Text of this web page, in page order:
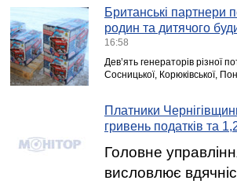
Британські партнери
родин та дитячого
16:58
Дев’ять генераторів різної
Сосницької, Корюківської,
Платники
гривень податків та
Головне
висловлює